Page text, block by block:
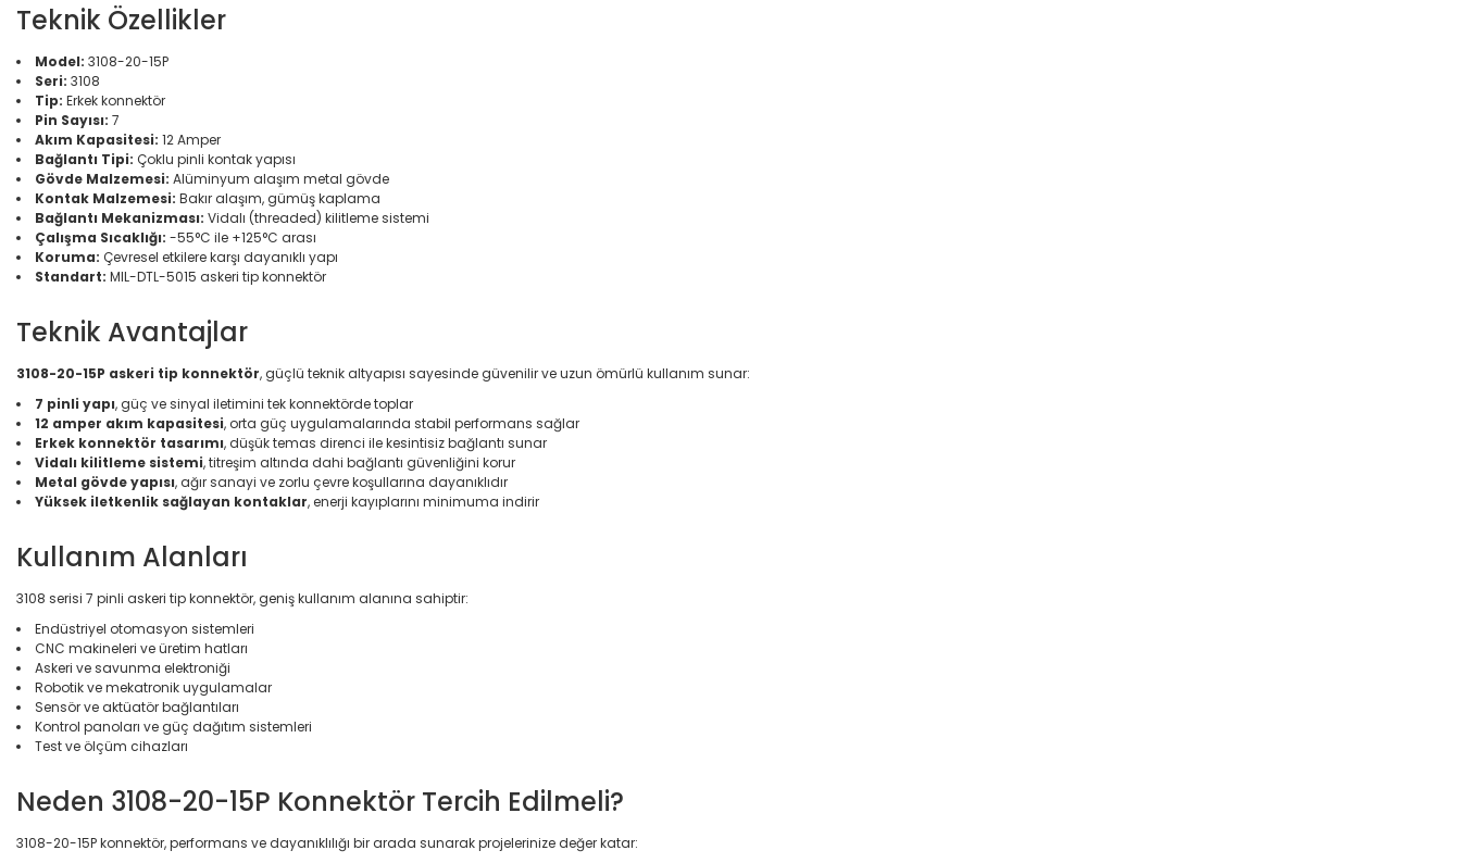
Teknik Özellikler
Model: 3108-20-15P
Seri: 3108
Tip: Erkek konnektör
Pin Sayısı: 7
Akım Kapasitesi: 12 Amper
Bağlantı Tipi: Çoklu pinli kontak yapısı
Gövde Malzemesi: Alüminyum alaşım metal gövde
Kontak Malzemesi: Bakır alaşım, gümüş kaplama
Bağlantı Mekanizması: Vidalı (threaded) kilitleme sistemi
Çalışma Sıcaklığı: -55°C ile +125°C arası
Koruma: Çevresel etkilere karşı dayanıklı yapı
Standart: MIL-DTL-5015 askeri tip konnektör
Teknik Avantajlar
3108-20-15P askeri tip konnektör, güçlü teknik altyapısı sayesinde güvenilir ve uzun ömürlü kullanım sunar:
7 pinli yapı, güç ve sinyal iletimini tek konnektörde toplar
12 amper akım kapasitesi, orta güç uygulamalarında stabil performans sağlar
Erkek konnektör tasarımı, düşük temas direnci ile kesintisiz bağlantı sunar
Vidalı kilitleme sistemi, titreşim altında dahi bağlantı güvenliğini korur
Metal gövde yapısı, ağır sanayi ve zorlu çevre koşullarına dayanıklıdır
Yüksek iletkenlik sağlayan kontaklar, enerji kayıplarını minimuma indirir
Kullanım Alanları
3108 serisi 7 pinli askeri tip konnektör, geniş kullanım alanına sahiptir:
Endüstriyel otomasyon sistemleri
CNC makineleri ve üretim hatları
Askeri ve savunma elektroniği
Robotik ve mekatronik uygulamalar
Sensör ve aktüatör bağlantıları
Kontrol panoları ve güç dağıtım sistemleri
Test ve ölçüm cihazları
Neden 3108-20-15P Konnektör Tercih Edilmeli?
3108-20-15P konnektör, performans ve dayanıklılığı bir arada sunarak projelerinize değer katar: